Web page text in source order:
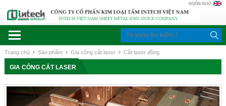
NGÔN NGỮ
Trang chủ Sản phẩm Gia công cắt laser Cắt laser đồng
GIA CÔNG CẮT LASER